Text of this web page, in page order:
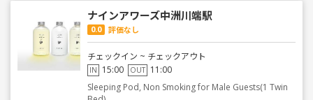
ナインアワーズ中洲川端駅
0.0 評価なし
チェックイン ~ チェックアウト
IN 15:00 OUT 11:00
Sleeping Pod, Non Smoking for Male Guests(1 Twin